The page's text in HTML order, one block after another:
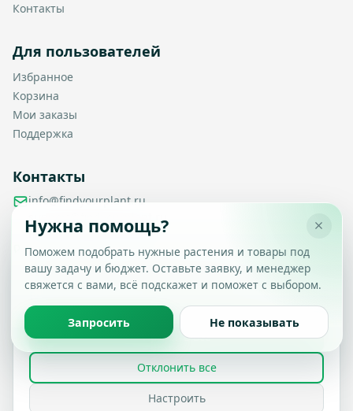
Контакты
Для пользователей
Избранное
Корзина
Мои заказы
Поддержка
Контакты
info@findyourplant.ru
support@findyourplant.ru
findyourplantofficial@gmail.com
+7 929 115-17-50
Санкт-Петербург, Гражданский проспект, д. 104, корп. 1,
литера А, офис 430
© 2026 Find Your Plant. Все права защищены.
Политика конфиденциальностиУсловия использованияFAQ
Настройка конфиденциальности
Вы можете выбрать, какие типы файлов cookie
разрешить.
Политика обработки данных
Принять все
Отклонить все
Настроить
Нужна помощь?
Поможем подобрать нужные растения и товары под
вашу задачу и бюджет. Оставьте заявку, и менеджер
свяжется с вами, всё подскажет и поможет с выбором.
Запросить Не показывать